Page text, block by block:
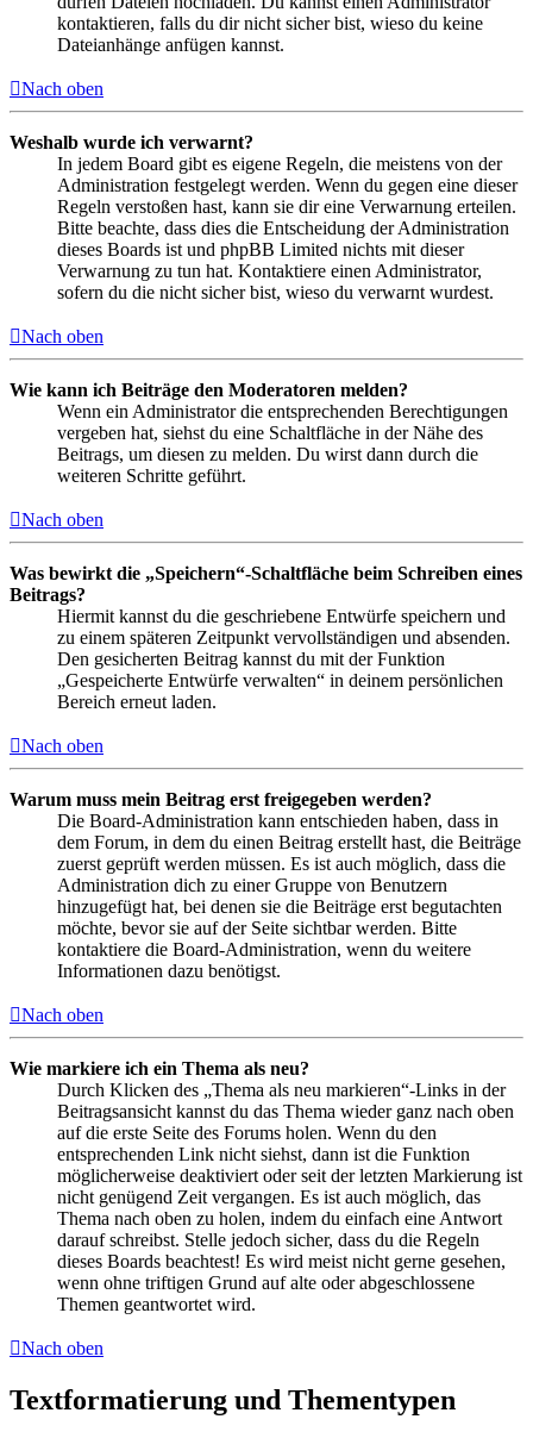
kontaktieren, falls du dir nicht sicher bist, wieso du keine
Dateianhänge anfügen kannst.
Nach oben
Weshalb wurde ich verwarnt?
In jedem Board gibt es eigene Regeln, die meistens von der
Administration festgelegt werden. Wenn du gegen eine dieser
Regeln verstoßen hast, kann sie dir eine Verwarnung erteilen.
Bitte beachte, dass dies die Entscheidung der Administration
dieses Boards ist und phpBB Limited nichts mit dieser
Verwarnung zu tun hat. Kontaktiere einen Administrator,
sofern du die nicht sicher bist, wieso du verwarnt wurdest.
Nach oben
Wie kann ich Beiträge den Moderatoren melden?
Wenn ein Administrator die entsprechenden Berechtigungen
vergeben hat, siehst du eine Schaltfläche in der Nähe des
Beitrags, um diesen zu melden. Du wirst dann durch die
weiteren Schritte geführt.
Nach oben
Was bewirkt die „Speichern“-Schaltfläche beim Schreiben eines
Beitrags?
Hiermit kannst du die geschriebene Entwürfe speichern und
zu einem späteren Zeitpunkt vervollständigen und absenden.
Den gesicherten Beitrag kannst du mit der Funktion
„Gespeicherte Entwürfe verwalten“ in deinem persönlichen
Bereich erneut laden.
Nach oben
Warum muss mein Beitrag erst freigegeben werden?
Die Board-Administration kann entschieden haben, dass in
dem Forum, in dem du einen Beitrag erstellt hast, die Beiträge
zuerst geprüft werden müssen. Es ist auch möglich, dass die
Administration dich zu einer Gruppe von Benutzern
hinzugefügt hat, bei denen sie die Beiträge erst begutachten
möchte, bevor sie auf der Seite sichtbar werden. Bitte
kontaktiere die Board-Administration, wenn du weitere
Informationen dazu benötigst.
Nach oben
Wie markiere ich ein Thema als neu?
Durch Klicken des „Thema als neu markieren“-Links in der
Beitragsansicht kannst du das Thema wieder ganz nach oben
auf die erste Seite des Forums holen. Wenn du den
entsprechenden Link nicht siehst, dann ist die Funktion
möglicherweise deaktiviert oder seit der letzten Markierung ist
nicht genügend Zeit vergangen. Es ist auch möglich, das
Thema nach oben zu holen, indem du einfach eine Antwort
darauf schreibst. Stelle jedoch sicher, dass du die Regeln
dieses Boards beachtest! Es wird meist nicht gerne gesehen,
wenn ohne triftigen Grund auf alte oder abgeschlossene
Themen geantwortet wird.
Nach oben
Textformatierung und Thementypen